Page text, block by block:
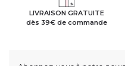
LIVRAISON GRATUITE
dès 39€ de commande